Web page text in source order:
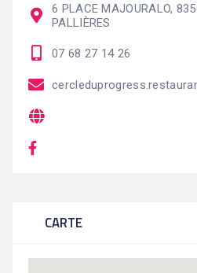
6 PLACE MAJOURALO,
PALLIÈRES
07 68 27 14 26
CARTE